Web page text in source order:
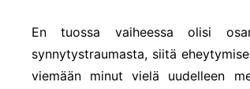
En tuossa vaiheessa olisi
synnytystraumasta, siitä
viemään minut vielä uudelleen